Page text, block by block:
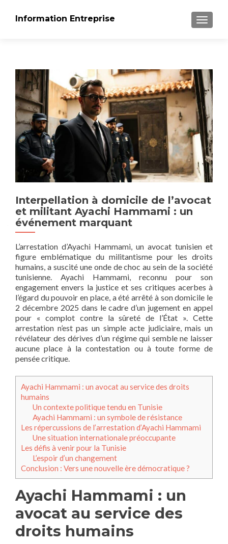
Information Entreprise
Interpellation à domicile de l’avocat
et militant Ayachi Hammami : un
événement marquant
L’arrestation d’Ayachi Hammami, un avocat tunisien et
figure emblématique du militantisme pour les droits
humains, a suscité une onde de choc au sein de la société
tunisienne. Ayachi Hammami, reconnu pour son
engagement envers la justice et ses critiques acerbes à
l’égard du pouvoir en place, a été arrêté à son domicile le
2 décembre 2025 dans le cadre d’un jugement en appel
pour « complot contre la sûreté de l’État ». Cette
arrestation n’est pas un simple acte judiciaire, mais un
révélateur des dérives d’un régime qui semble ne laisser
aucune place à la contestation ou à toute forme de
pensée critique.
Ayachi Hammami : un avocat au service des droits
humains
Un contexte politique tendu en Tunisie
Ayachi Hammami : un symbole de résistance
Les répercussions de l’arrestation d’Ayachi Hammami
Une situation internationale préoccupante
Les défis à venir pour la Tunisie
L’espoir d’un changement
Conclusion : Vers une nouvelle ère démocratique ?
Ayachi Hammami : un
avocat au service des
droits humains